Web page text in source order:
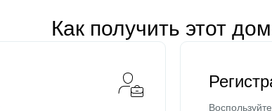
Как получить этот